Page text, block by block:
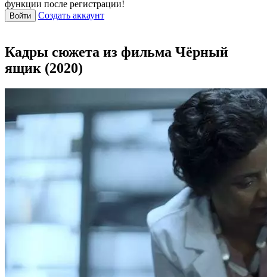
функции после регистрации!
Войти Создать аккаунт
Кадры сюжета из фильма Чёрный
ящик (2020)